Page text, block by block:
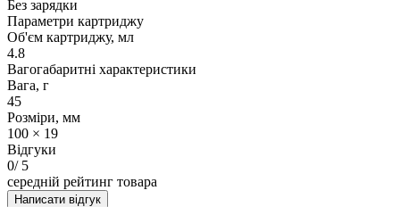
Без зарядки
Параметри картриджу
Об'єм картриджу, мл
4.8
Вагогабаритні характеристики
Вага, г
45
Розміри, мм
100 × 19
Відгуки
0/ 5
середній рейтинг товара
Написати відгук